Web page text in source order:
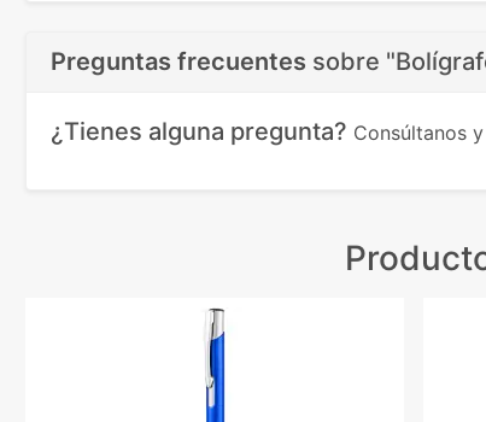
Preguntas frecuentes sobre
¿Tienes alguna pregunta? Consúltanos